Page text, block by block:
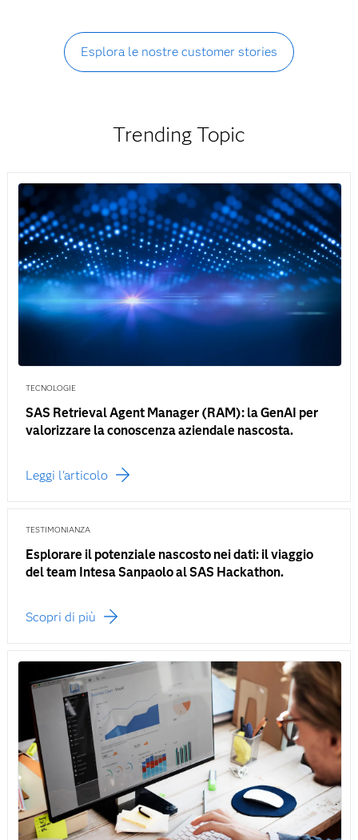
Esplora le nostre customer stories
Trending Topic
TECNOLOGIE
SAS Retrieval Agent Manager (RAM): la GenAI per
valorizzare la conoscenza aziendale nascosta.
Leggi l'articolo
TESTIMONIANZA
Esplorare il potenziale nascosto nei dati: il viaggio
del team Intesa Sanpaolo al SAS Hackathon.
Scopri di più